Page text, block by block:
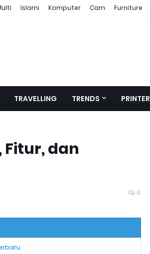
Islami Komputer Cam Furniture
TRAVELLING TRENDS PRINTER
Fitur, dan
0